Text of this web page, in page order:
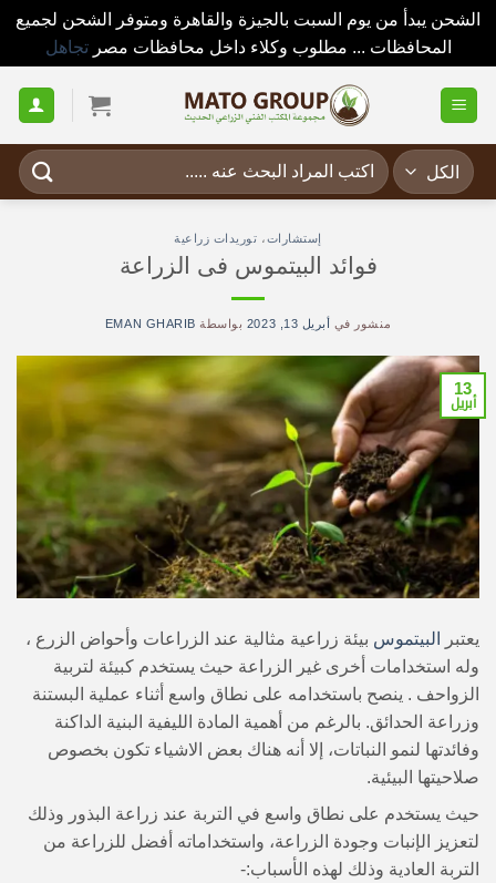
الشحن يبدأ من يوم السبت بالجيزة والقاهرة ومتوفر الشحن لجميع
المحافظات ... مطلوب وكلاء داخل محافظات مصرتجاهل
للمحتوى
البحث
عن:
إستشارات، توريدات زراعية
فوائد البيتموس فى الزراعة
منشور في أبريل 13, 2023 بواسطة EMAN GHARIB
13
أبريل
يعتبر البيتموس بيئة زراعية مثالية عند الزراعات وأحواض الزرع ،
وله استخدامات أخرى غير الزراعة حيث يستخدم كبيئة لتربية
الزواحف . ينصح باستخدامه على نطاق واسع أثناء عملية البستنة
وزراعة الحدائق. بالرغم من أهمية المادة الليفية البنية الداكنة
وفائدتها لنمو النباتات، إلا أنه هناك بعض الاشياء تكون بخصوص
صلاحيتها البيئية.
حيث يستخدم على نطاق واسع في التربة عند زراعة البذور وذلك
لتعزيز الإنبات وجودة الزراعة، واستخداماته أفضل للزراعة من
التربة العادية وذلك لهذه الأسباب:-